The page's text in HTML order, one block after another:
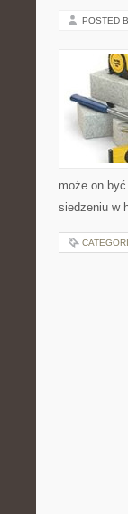
POSTED
może on
siedzeniu w